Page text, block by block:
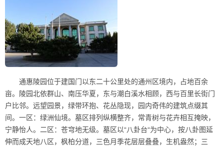
通惠陵园位于建国门以东二十公里处的通州区境内，占地百余
亩。陵园北依群山、南压华夏，东与潮白溪水相顾，西与百里长街门
户比邻。远望园景，绿带环抱、花丛隐现，园内奇伟的建筑点缀其
间。一区：绿洲仙境。墓区排列纵横整齐，常青树与花卉相互掩映，
宁静怡人。二区：苍穹地无级。墓区以“八卦台“为中心，按八卦图延
伸而成天地八区，枫柏分道，三色月季花层层叠叠，生机盎然；三